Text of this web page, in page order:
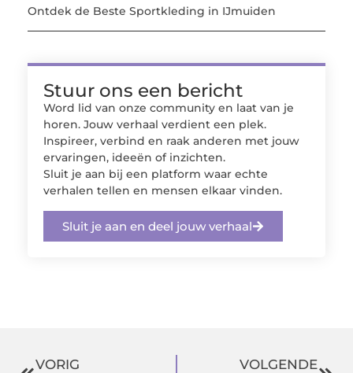
Ontdek de Beste Sportkleding in IJmuiden
Stuur ons een bericht
Word lid van onze community en laat van je
horen. Jouw verhaal verdient een plek.
Inspireer, verbind en raak anderen met jouw
ervaringen, ideeën of inzichten.
Sluit je aan bij een platform waar echte
verhalen tellen en mensen elkaar vinden.
Sluit je aan en deel jouw verhaal
VORIG VOLGENDE